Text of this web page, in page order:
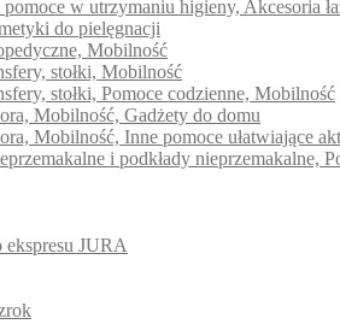
w utrzymaniu higieny, Akcesoria
do pielęgnacji
Mobilność
stołki, Mobilność
stołki, Pomoce codzienne, Mobilność
Mobilność, Gadżety do domu
Mobilność, Inne pomoce ułatwiające
i podkłady
JURA